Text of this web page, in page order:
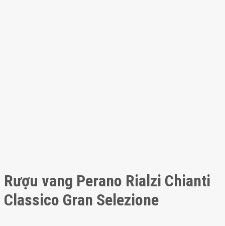
Rượu vang Perano Rialzi Chianti
Classico Gran Selezione